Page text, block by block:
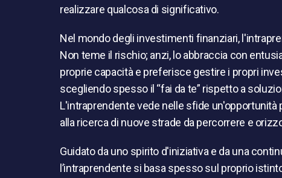
realizzare qualcosa di significativo.
Nel mondo degli investimenti finanziari,
Non teme il rischio; anzi, lo abbraccia con
proprie capacità e preferisce gestire i propri
scegliendo spesso il “fai da te” rispetto a
L'intraprendente vede nelle sfide
alla ricerca di nuove strade da percorrere e
Guidato da uno spirito d'iniziativa e da una
l’intraprendente si basa spesso sul proprio